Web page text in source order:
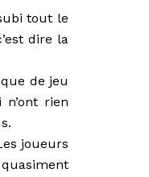
tout le
dire la
de jeu
rien
joueurs